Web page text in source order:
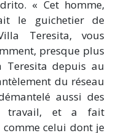
« Cet homme,
le guichetier de
Teresita, vous
presque plus
Teresita depuis au
du réseau
aussi des
travail, et a fait
celui dont je